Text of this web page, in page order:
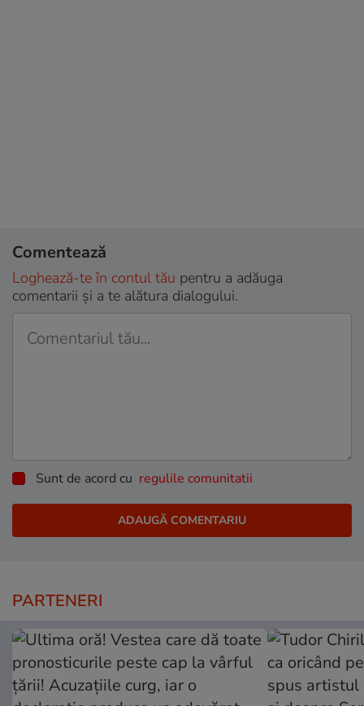
Comentează
Loghează-te în contul tău pentru a adăuga
comentarii și a te alătura dialogului.
Sunt de acord cu regulile comunitatii
PARTENERI